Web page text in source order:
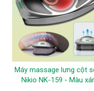
Máy massage lưng cột
Nikio NK-159 - Màu